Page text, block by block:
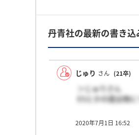
丹青社の最新の書き込
じゅり さん (21卒)
＞じゅりさん
ESとかの提出物
2020年7月1日 16:52